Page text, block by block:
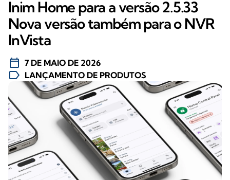
Inim Home para a versão 2.5.33
Nova versão também para o NVR
InVista
calendar_today 7 DE MAIO DE 2026
label LANÇAMENTO DE PRODUTOS